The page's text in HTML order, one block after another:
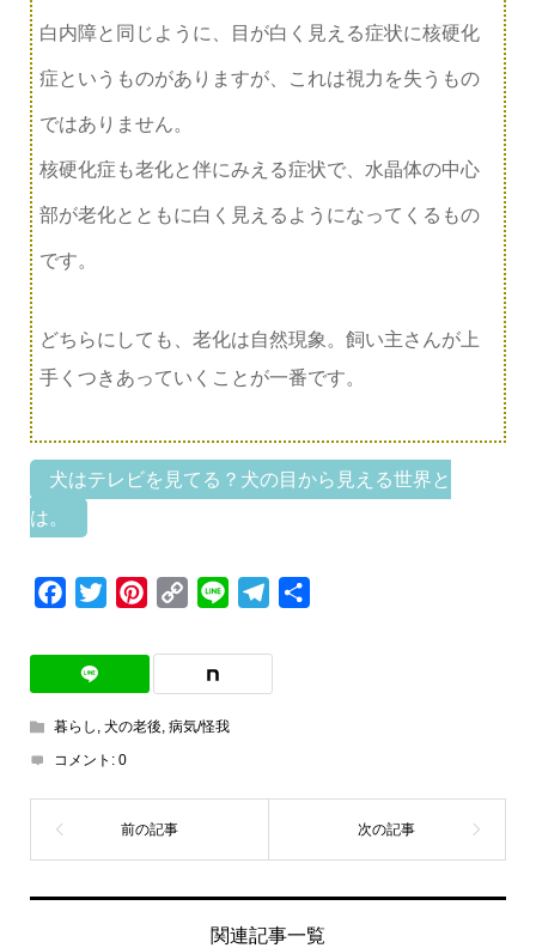
白内障と同じように、目が白く見える症状に核硬化
症というものがありますが、これは視力を失うもの
ではありません。
核硬化症も老化と伴にみえる症状で、水晶体の中心
部が老化とともに白く見えるようになってくるもの
です。
どちらにしても、老化は自然現象。飼い主さんが上
手くつきあっていくことが一番です。
犬はテレビを見てる？犬の目から見える世界と
は。
Facebook
TwitterPinterest
Copy
Line Telegram
暮らし , 犬の老後, 病気/怪我
コメント: 0
関連記事一覧